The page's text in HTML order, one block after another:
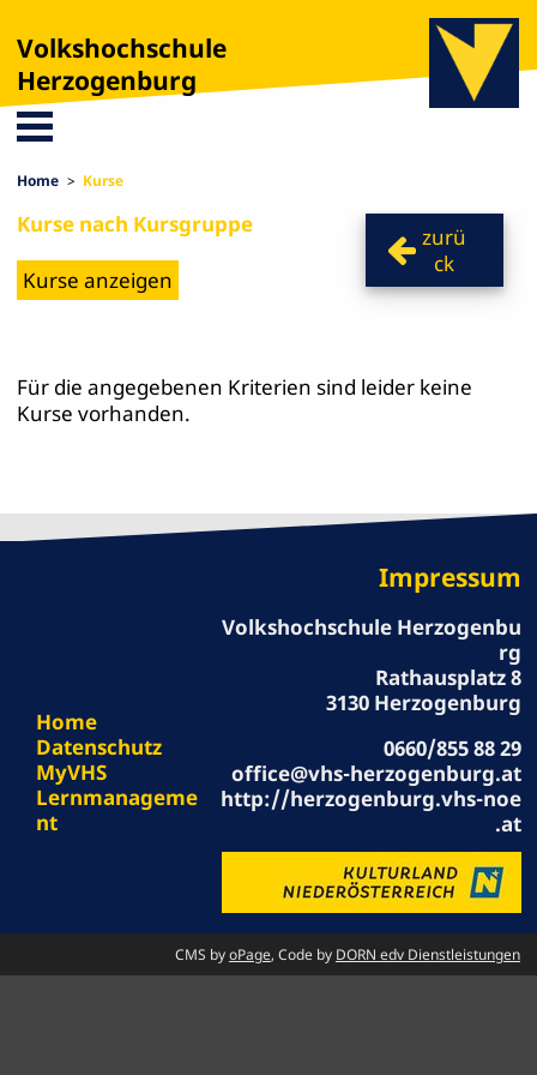
Volkshochschule
Herzogenburg
Home Kurse
zurü
ck
Kurse nach Kursgruppe
Für die angegebenen Kriterien sind leider keine
Kurse vorhanden.
Home
Datenschutz
MyVHS
Lernmanageme
nt
Impressum
Volkshochschule Herzogenbu
rg
Rathausplatz 8
3130 Herzogenburg
0660/855 88 29
office@vhs-herzogenburg.at
http://herzogenburg.vhs-noe
.at
CMS byoPage, Code by DORN edv Dienstleistungen